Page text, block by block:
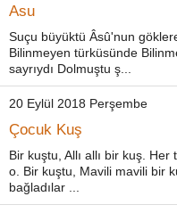
Asu
Suçu büyüktü Âsû'nun
Bilinmeyen türküsünde
sayrıydı Dolmuştu ş...
20 Eylül 2018 Perşembe
Çocuk Kuş
Bir kuştu, Allı allı bir kuş.
o. Bir kuştu, Mavili mavili bir
bağladılar ...